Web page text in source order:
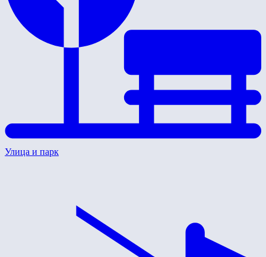
Улица и парк